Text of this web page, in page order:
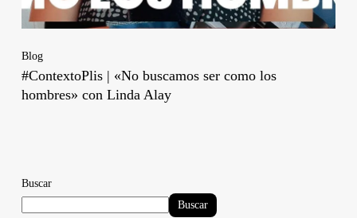
Blog
#ContextoPlis | «No buscamos ser como los
hombres» con Linda Alay
Buscar
Buscar